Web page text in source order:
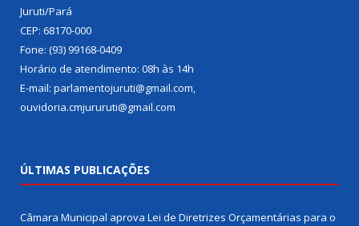
Juruti/Pará
CEP: 68170-000
Fone: (93) 99168-0409
Horário de atendimento: 08h às 14h
E-mail: parlamentojuruti@gmail.com,
ouvidoria.cmjururuti@gmail.com
ÚLTIMAS PUBLICAÇÕES
Câmara Municipal aprova Lei de Diretrizes Orçamentárias para o